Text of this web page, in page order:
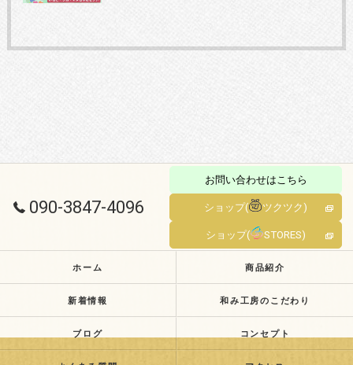
090-3847-4096
お問い合わせはこちら
ショップ( ツクツク)
ショップ( STORES)
ホーム 商品紹介
新着情報 和み工房のこだわり
ブログ コンセプト